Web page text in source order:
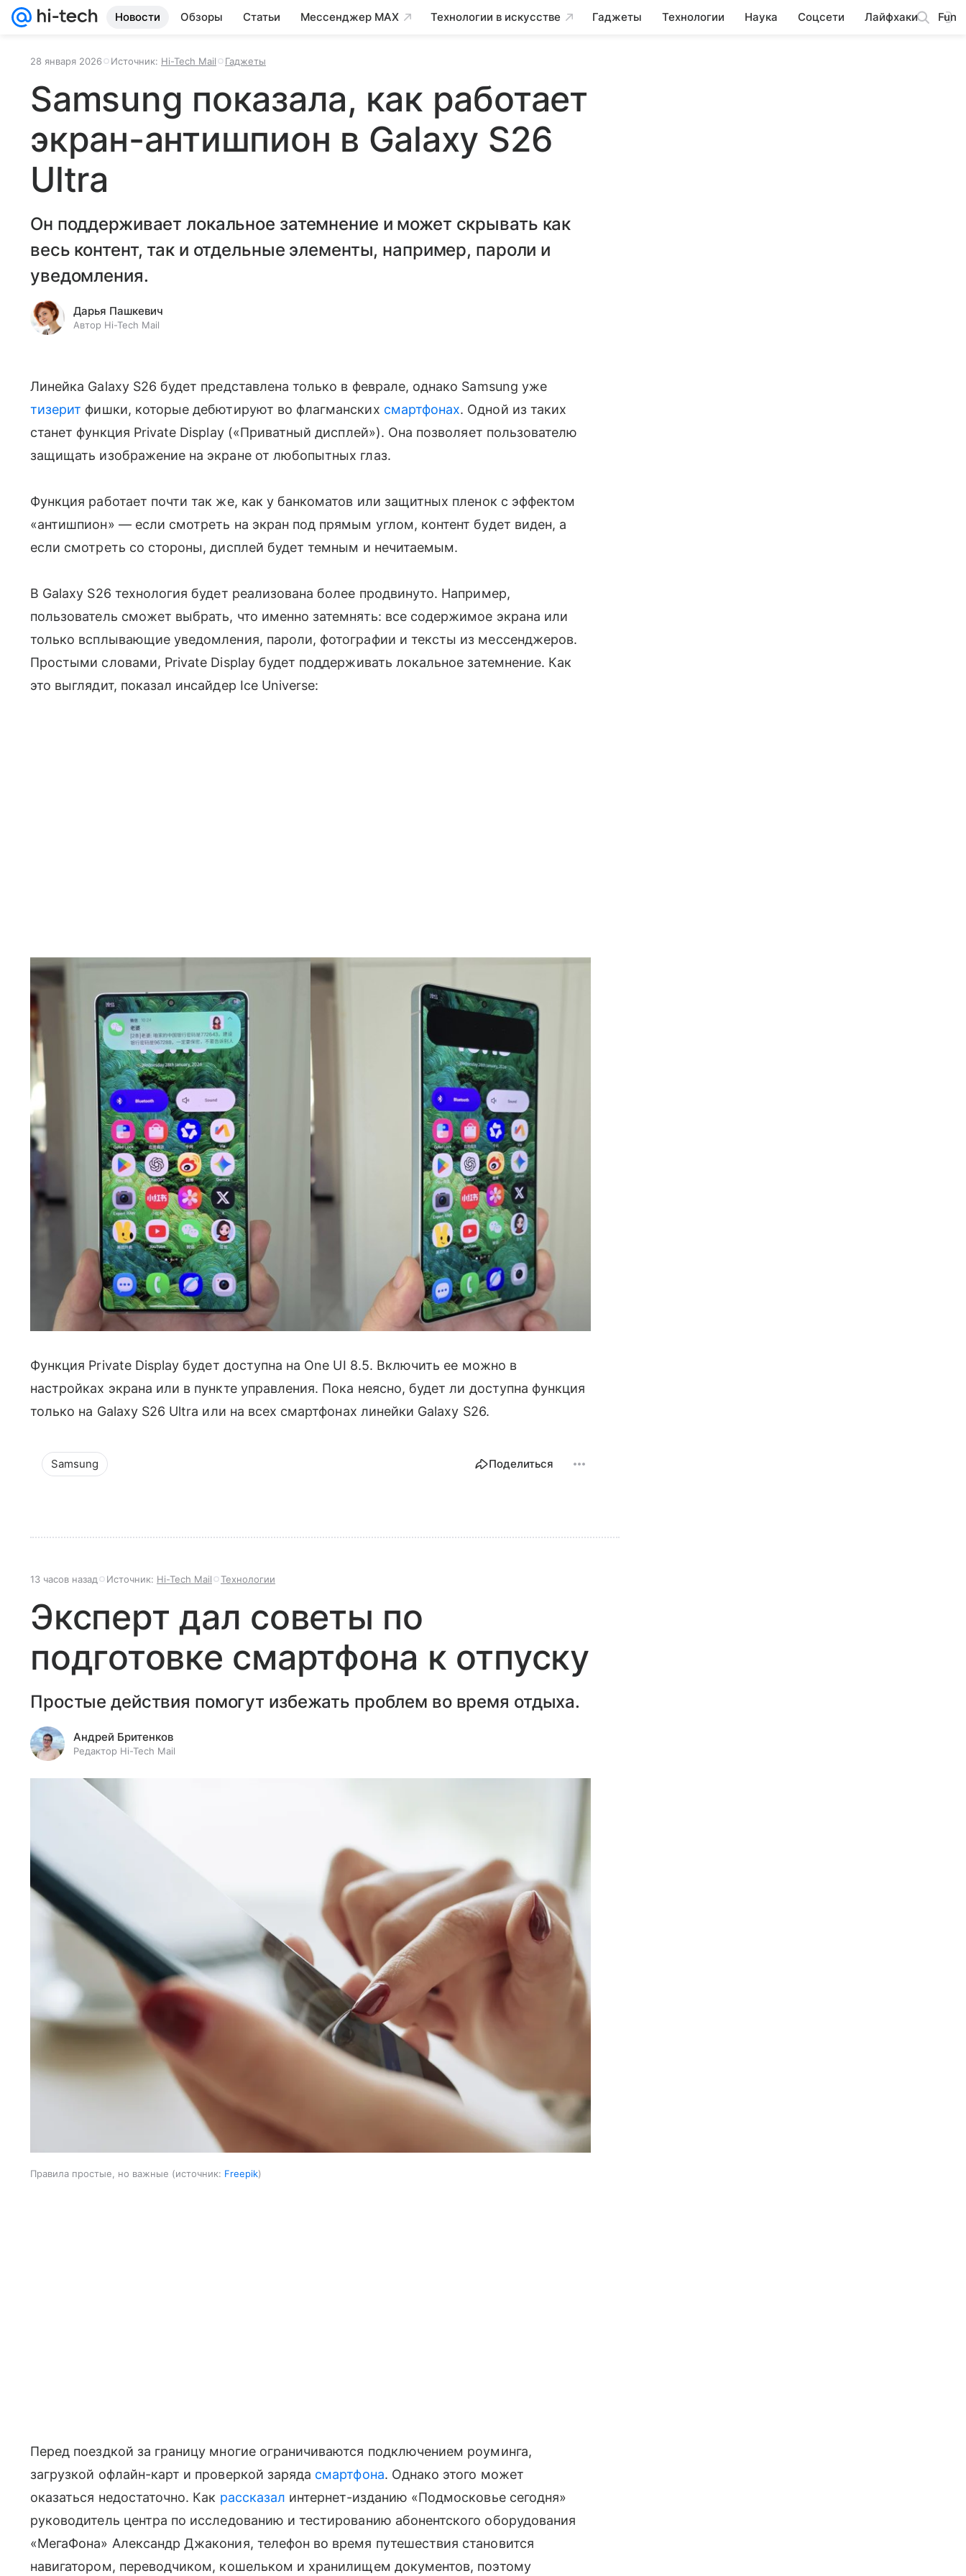
Новости Обзоры Статьи Мессенджер MAX Технологии в искусстве Гаджеты Технологии Наука Соцсети Лайфхаки Fun
28 января 2026 Источник: Hi-Tech Mail Гаджеты
Samsung показала, как работает
экран-антишпион в Galaxy S26
Ultra
Он поддерживает локальное затемнение и может скрывать как
весь контент, так и отдельные элементы, например, пароли и
уведомления.
Дарья Пашкевич
Автор Hi-Tech Mail
Линейка Galaxy S26 будет представлена только в феврале, однако Samsung уже
тизерит фишки, которые дебютируют во флагманских смартфонах. Одной из таких
станет функция Private Display («Приватный дисплей»). Она позволяет пользователю
защищать изображение на экране от любопытных глаз.
Функция работает почти так же, как у банкоматов или защитных пленок с эффектом
«антишпион» — если смотреть на экран под прямым углом, контент будет виден, а
если смотреть со стороны, дисплей будет темным и нечитаемым.
В Galaxy S26 технология будет реализована более продвинуто. Например,
пользователь сможет выбрать, что именно затемнять: все содержимое экрана или
только всплывающие уведомления, пароли, фотографии и тексты из мессенджеров.
Простыми словами, Private Display будет поддерживать локальное затемнение. Как
это выглядит, показал инсайдер Ice Universe:
Функция Private Display будет доступна на One UI 8.5. Включить ее можно в
настройках экрана или в пункте управления. Пока неясно, будет ли доступна функция
только на Galaxy S26 Ultra или на всех смартфонах линейки Galaxy S26.
Samsung Поделиться
13 часов назад Источник: Hi-Tech Mail Технологии
Эксперт дал советы по
подготовке смартфона к отпуску
Простые действия помогут избежать проблем во время отдыха.
Андрей Бритенков
Редактор Hi-Tech Mail
Правила простые, но важные источник: Freepik
Перед поездкой за границу многие ограничиваются подключением роуминга,
загрузкой офлайн-карт и проверкой заряда смартфона. Однако этого может
оказаться недостаточно. Как рассказал интернет-изданию «Подмосковье сегодня»
руководитель центра по исследованию и тестированию абонентского оборудования
«МегаФона» Александр Джакония, телефон во время путешествия становится
навигатором, переводчиком, кошельком и хранилищем документов, поэтому